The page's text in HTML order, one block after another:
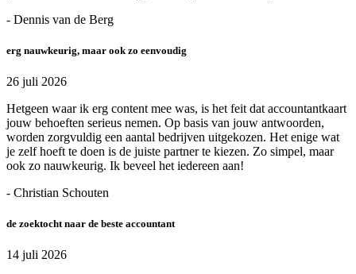
- Dennis van de Berg
erg nauwkeurig, maar ook zo eenvoudig
26 juli 2026
Hetgeen waar ik erg content mee was, is het feit dat accountantkaart
jouw behoeften serieus nemen. Op basis van jouw antwoorden,
worden zorgvuldig een aantal bedrijven uitgekozen. Het enige wat
je zelf hoeft te doen is de juiste partner te kiezen. Zo simpel, maar
ook zo nauwkeurig. Ik beveel het iedereen aan!
- Christian Schouten
de zoektocht naar de beste accountant
14 juli 2026